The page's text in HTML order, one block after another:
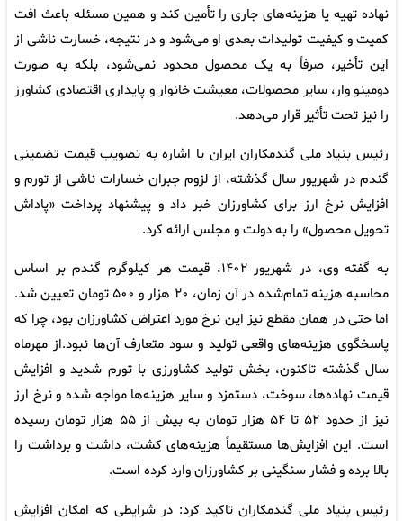
نهاده تهیه یا هزینه‌های جاری را تأمین کند و همین مسئله باعث افت
کمیت و کیفیت تولیدات بعدی او می‌شود و در نتیجه، خسارت ناشی از
این تأخیر، صرفاً به یک محصول محدود نمی‌شود، بلکه به صورت
دومینو وار، سایر محصولات، معیشت خانوار و پایداری اقتصادی کشاورز
را نیز تحت تأثیر قرار می‌دهد.
رئیس بنیاد ملی گندمکاران ایران با اشاره به تصویب قیمت تضمینی
گندم در شهریور سال گذشته، از لزوم جبران خسارات ناشی از تورم و
افزایش نرخ ارز برای کشاورزان خبر داد و پیشنهاد پرداخت «پاداش
تحویل محصول» را به دولت و مجلس ارائه کرد.
به گفته وی، در شهریور ۱۴۰۲، قیمت هر کیلوگرم گندم بر اساس
محاسبه هزینه تمام‌شده در آن زمان، ۲۰ هزار و ۵۰۰ تومان تعیین شد.
اما حتی در همان مقطع نیز این نرخ مورد اعتراض کشاورزان بود، چرا که
پاسخگوی هزینه‌های واقعی تولید و سود متعارف آن‌ها نبود.از مهرماه
سال گذشته تاکنون، بخش تولید کشاورزی با تورم شدید و افزایش
قیمت نهاده‌ها، سوخت، دستمزد و سایر هزینه‌ها مواجه شده و نرخ ارز
نیز از حدود ۵۲ تا ۵۴ هزار تومان به بیش از ۵۵ هزار تومان رسیده
است. این افزایش‌ها مستقیماً هزینه‌های کشت، داشت و برداشت را
بالا برده و فشار سنگینی بر کشاورزان وارد کرده است.
رئیس بنیاد ملی گندمکاران تاکید کرد: در شرایطی که امکان افزایش